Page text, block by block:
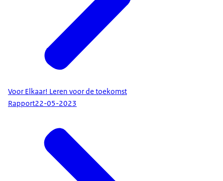
Voor Elkaar! Leren voor de toekomst
Rapport22-05-2023